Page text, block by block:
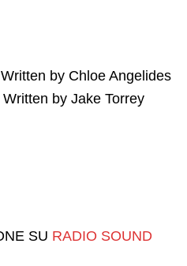
by Chloe Angelides
by Jake Torrey
SU RADIO SOUND